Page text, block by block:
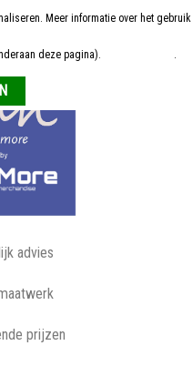
advies
prijzen
Meer informatie over het gebruik
deze pagina). .